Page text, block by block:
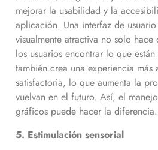
mejorar la usabilidad y la
aplicación. Una interfaz de
visualmente atractiva no solo
los usuarios encontrar lo que
también crea una experiencia más
satisfactoria, lo que aumenta la
vuelvan en el futuro. Así, el
gráficos puede hacer la diferencia.
5. Estimulación sensorial